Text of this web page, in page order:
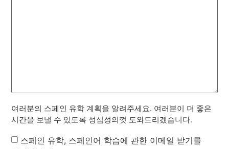
여러분의 스페인 유학 계획을 알려주세요. 여러분이 더 좋은
시간을 보낼 수 있도록 성심성의껏 도와드리겠습니다.
Newsletter
스페인 유학, 스페인어 학습에 관한 이메일 받기를